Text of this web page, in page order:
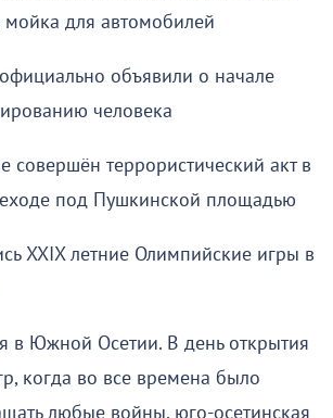
мойка для автомобилей
объявили о начале
человека
совершён террористический акт в
под Пушкинской площадью
XXIX летние Олимпийские игры в
в Южной Осетии. В день открытия
когда во все времена было
любые войны, юго-осетинская